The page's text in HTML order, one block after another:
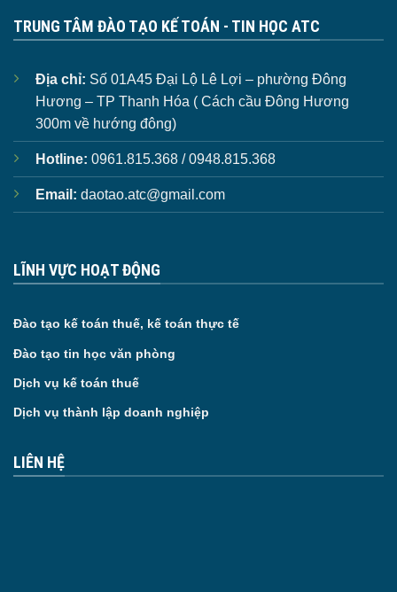
TRUNG TÂM ĐÀO TẠO KẾ TOÁN - TIN HỌC ATC
Địa chỉ: Số 01A45 Đại Lộ Lê Lợi – phường Đông
Hương – TP Thanh Hóa ( Cách cầu Đông Hương
300m về hướng đông)
Hotline: 0961.815.368 / 0948.815.368
Email: daotao.atc@gmail.com
LĨNH VỰC HOẠT ĐỘNG
Đào tạo kế toán thuế, kế toán thực tế
Đào tạo tin học văn phòng
Dịch vụ kế toán thuế
Dịch vụ thành lập doanh nghiệp
LIÊN HỆ